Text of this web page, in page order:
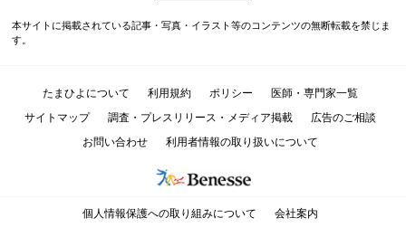
本サイトに掲載されている記事・写真・イラスト等のコンテンツの無断転載を禁じま
す。
たまひよについて 利用規約 ポリシー
医師・専門家一覧
サイトマップ
調査・プレスリリース・メディア掲載
広告のご相談
お問い合わせ
利用者情報の取り扱いについて
個人情報保護への取り組みについて 会社案内